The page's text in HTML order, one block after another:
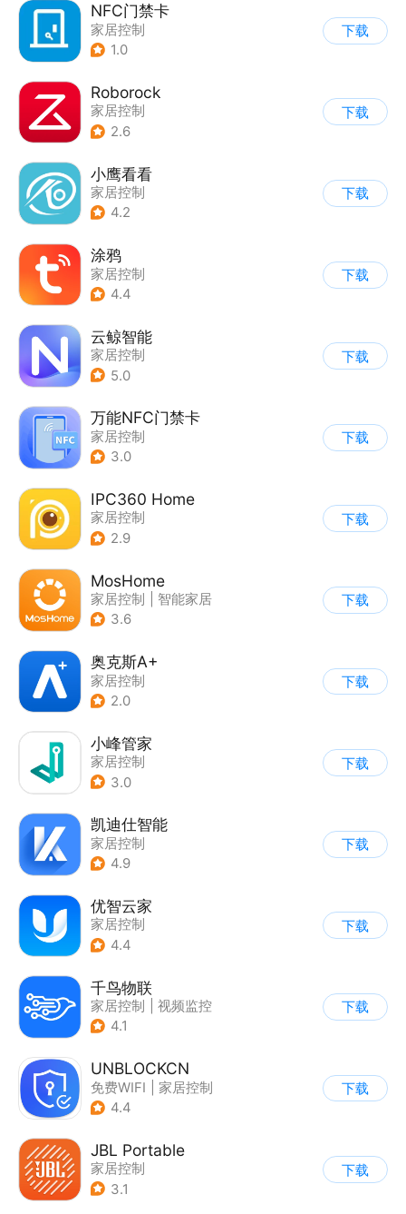
NFC门禁卡
家居控制
1.0
下载
Roborock
家居控制
2.6
下载
小鹰看看
家居控制
4.2
下载
涂鸦
家居控制
4.4
下载
云鲸智能
家居控制
5.0
下载
万能NFC门禁卡
家居控制
3.0
下载
IPC360 Home
家居控制
2.9
下载
MosHome
家居控制
智能家居
3.6
下载
奥克斯A+
家居控制
2.0
下载
小峰管家
家居控制
3.0
下载
凯迪仕智能
家居控制
4.9
下载
优智云家
家居控制
4.4
下载
千鸟物联
家居控制
视频监控
4.1
下载
UNBLOCKCN
免费WIFI
家居控制
4.4
下载
JBL Portable
家居控制
3.1
下载